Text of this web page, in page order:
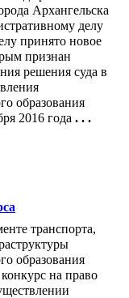
Архангельска
делу
принято новое
признан
решения суда в
образования
2016 года . . .
транспорта,
образования
на право